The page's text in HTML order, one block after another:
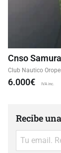
Cnso
Club Nautico
6.000€ IVA inc.
Recibe